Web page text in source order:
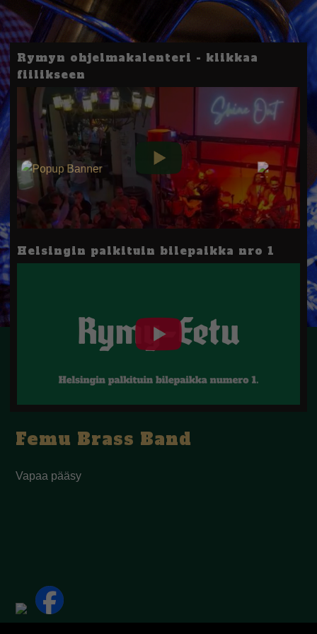
Rymyn ohjelmakalenteri - klikkaa
fiilikseen
Helsingin palkituin bilepaikka nro 1
Femu Brass Band
Vapaa pääsy